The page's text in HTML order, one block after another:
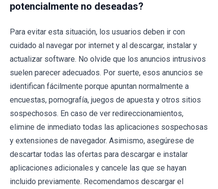
potencialmente no deseadas?
Para evitar esta situación, los usuarios deben ir con
cuidado al navegar por internet y al descargar, instalar y
actualizar software. No olvide que los anuncios intrusivos
suelen parecer adecuados. Por suerte, esos anuncios se
identifican fácilmente porque apuntan normalmente a
encuestas, pornografía, juegos de apuesta y otros sitios
sospechosos. En caso de ver redireccionamientos,
elimine de inmediato todas las aplicaciones sospechosas
y extensiones de navegador. Asimismo, asegúrese de
descartar todas las ofertas para descargar e instalar
aplicaciones adicionales y cancele las que se hayan
incluido previamente. Recomendamos descargar el